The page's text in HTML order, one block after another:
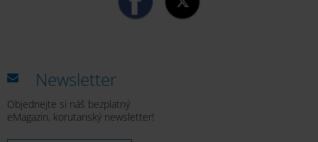
Newsletter
Objednejte si náš bezplatný
eMagazin, korutanský newsletter!